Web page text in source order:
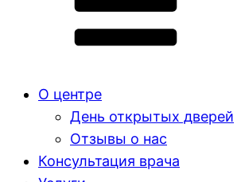
О центре
День открытых дверей
Отзывы о нас
Консультация врача